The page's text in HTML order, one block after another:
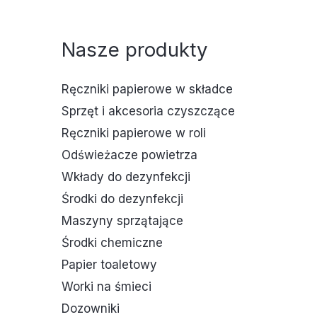
Nasze produkty
Ręczniki papierowe w składce
Sprzęt i akcesoria czyszczące
Ręczniki papierowe w roli
Odświeżacze powietrza
Wkłady do dezynfekcji
Środki do dezynfekcji
Maszyny sprzątające
Środki chemiczne
Papier toaletowy
Worki na śmieci
Dozowniki